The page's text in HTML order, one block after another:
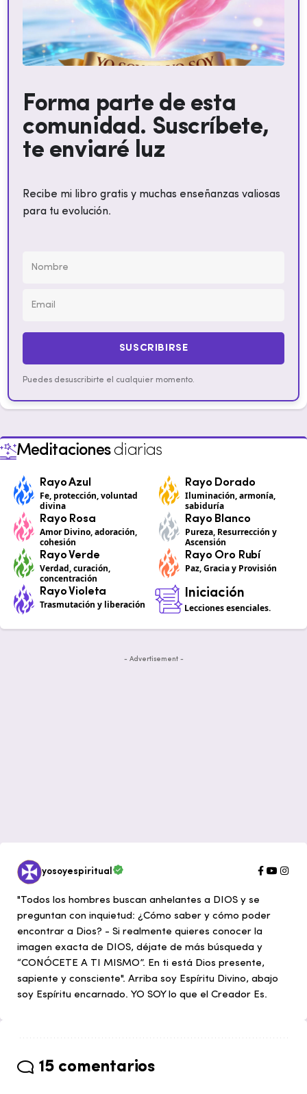
Forma parte de esta
comunidad. Suscríbete,
te enviaré luz
Recibe mi libro gratis y muchas enseñanzas valiosas
para tu evolución.
SUSCRIBIRSE
Puedes desuscribirte el cualquier momento.
Meditacionesdiarias
Rayo Azul
Fe, protección, voluntad
divina
Rayo Dorado
Iluminación, armonía,
sabiduría
Rayo Rosa
Amor Divino, adoración,
cohesión
Rayo Blanco
Pureza, Resurrección y
Ascensión
Rayo Verde
Verdad, curación,
concentración
Rayo Oro Rubí
Paz, Gracia y Provisión
Rayo Violeta
Trasmutación y liberación
Iniciación
Lecciones esenciales.
- Advertisement -
yosoyespiritual
"Todos los hombres buscan anhelantes a DIOS y se
preguntan con inquietud: ¿Cómo saber y cómo poder
encontrar a Dios? - Si realmente quieres conocer la
imagen exacta de DIOS, déjate de más búsqueda y
“CONÓCETE A TI MISMO”. En ti está Dios presente,
sapiente y consciente". Arriba soy Espíritu Divino, abajo
soy Espíritu encarnado. YO SOY lo que el Creador Es.
15 comentarios